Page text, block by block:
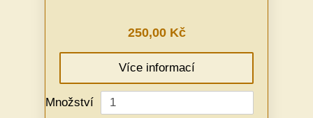
250,00 Kč
Více informací
Množství